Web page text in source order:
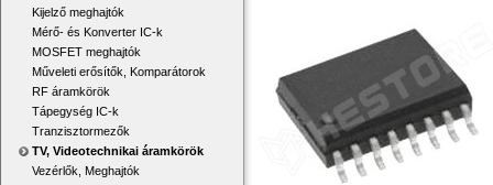
Kijelző meghajtók
Mérő- és Konverter IC-k
MOSFET meghajtók
Műveleti erősítők, Komparátorok
RF áramkörök
Tápegység IC-k
Tranzisztormezők
TV, Videotechnikai áramkörök
Vezérlők, Meghajtók